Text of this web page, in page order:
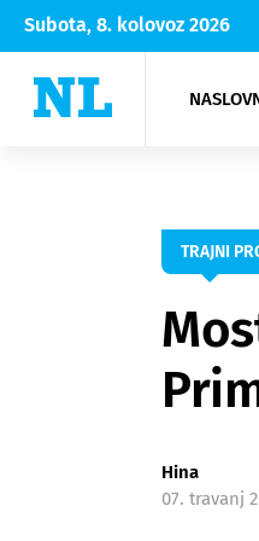
Subota, 8. kolovoz 2026
TRAJNI
Hina
07. travanj